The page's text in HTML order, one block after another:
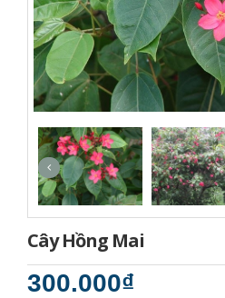
Cây Hồng Mai
300.000₫